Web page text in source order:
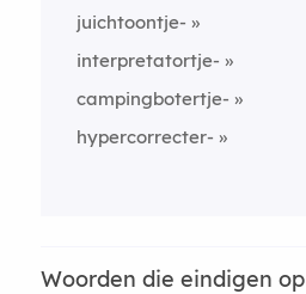
juichtoontje-
interpretatortje-
campingbotertje-
hypercorrecter-
Woorden die eindigen op